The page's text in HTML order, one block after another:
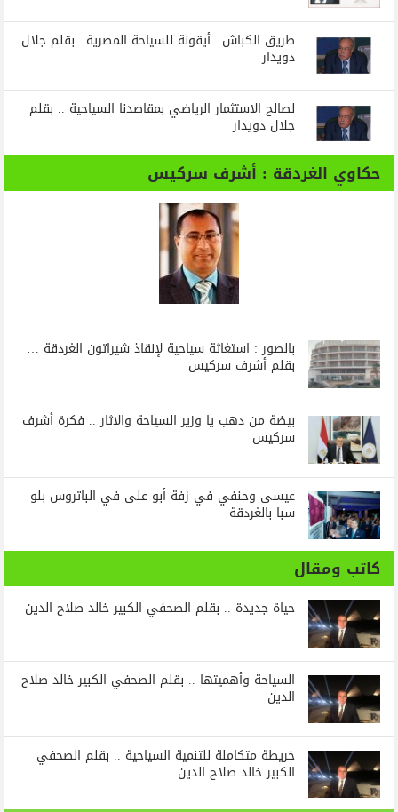
طريق الكباش.. أيقونة للسياحة المصرية.. بقلم جلال
دويدار
لصالح الاستثمار الرياضي بمقاصدنا السياحية .. بقلم
جلال دويدار
حكاوي الغردقة : أشرف سركيس
بالصور : استغاثة سياحية لإنقاذ شيراتون الغردقة …
بقلم أشرف سركيس
بيضة من دهب يا وزير السياحة والاثار .. فكرة أشرف
سركيس
عيسى وحنفي في زفة أبو على في الباتروس بلو
سبا بالغردقة
كاتب ومقال
حياة جديدة .. بقلم الصحفي الكبير خالد صلاح الدين
السياحة وأهميتها .. بقلم الصحفي الكبير خالد صلاح
الدين
خريطة متكاملة للتنمية السياحية .. بقلم الصحفي
الكبير خالد صلاح الدين